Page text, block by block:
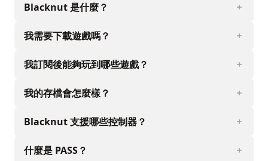
Blacknut 是什麼？
我需要下載遊戲嗎？
我訂閱後能夠玩到哪些遊戲？
我的存檔會怎麼樣？
Blacknut 支援哪些控制器？
什麼是 PASS？